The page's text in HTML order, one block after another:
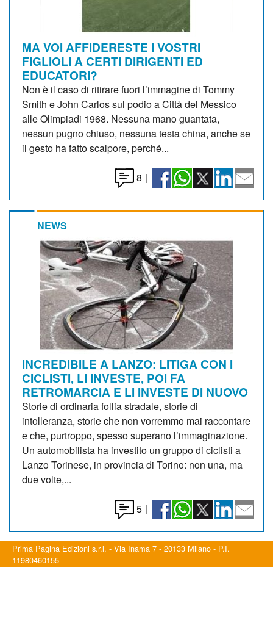
MA VOI AFFIDERESTE I VOSTRI
FIGLIOLI A CERTI DIRIGENTI ED
EDUCATORI?
Non è il caso di ritirare fuori l’immagine di Tommy
Smith e John Carlos sul podio a Città del Messico
alle Olimpiadi 1968. Nessuna mano guantata,
nessun pugno chiuso, nessuna testa china, anche se
il gesto ha fatto scalpore, perché...
8 |
NEWS
INCREDIBILE A LANZO: LITIGA CON I
CICLISTI, LI INVESTE, POI FA
RETROMARCIA E LI INVESTE DI NUOVO
Storie di ordinaria follia stradale, storie di
intolleranza, storie che non vorremmo mai raccontare
e che, purtroppo, spesso superano l’immaginazione.
Un automobilista ha investito un gruppo di ciclisti a
Lanzo Torinese, in provincia di Torino: non una, ma
due volte,...
5 |
Prima Pagina Edizioni s.r.l. - Via Inama 7 - 20133 Milano - P.I.
11980460155